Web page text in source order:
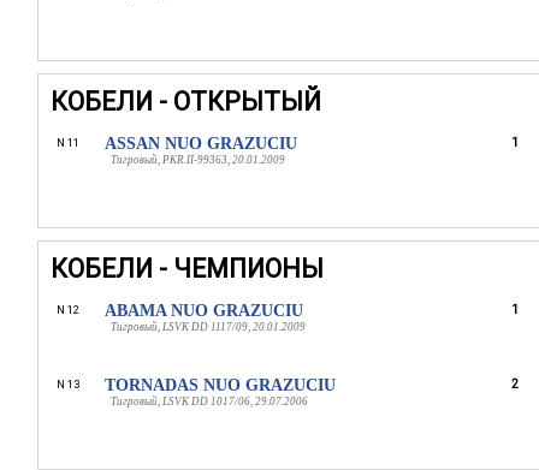
КОБЕЛИ - ОТКРЫТЫЙ
N 11 ASSAN NUO GRAZUCIU
Тигровый, PKR.II-99363, 20.01.2009
1
КОБЕЛИ - ЧЕМПИОНЫ
N 12 ABAMA NUO GRAZUCIU
Тигровый, LSVK DD 1117/09, 20.01.2009
1
N 13 TORNADAS NUO GRAZUCIU
Тигровый, LSVK DD 1017/06, 29.07.2006
2